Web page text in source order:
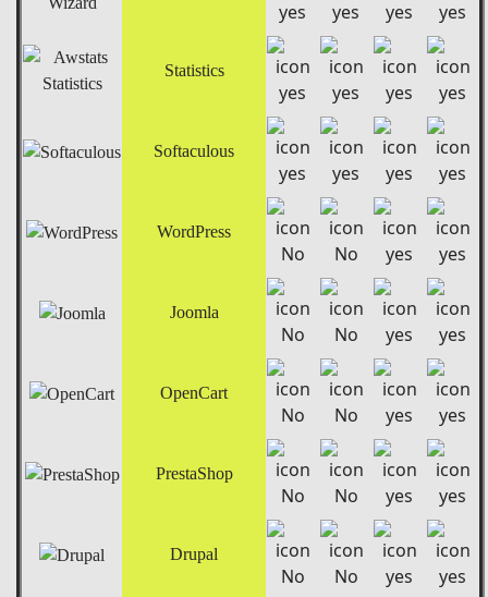
Statistics
Softaculous
WordPress
Joomla
OpenCart
PrestaShop
Drupal